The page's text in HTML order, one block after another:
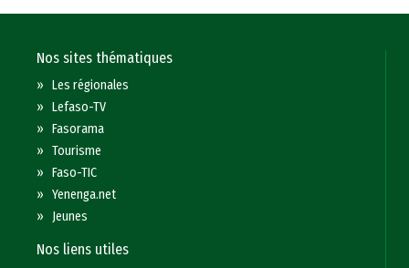
Nos sites thématiques
»Les régionales
»Lefaso-TV
»Fasorama
»Tourisme
»Faso-TIC
»Yenenga.net
» Jeunes
Nos liens utiles